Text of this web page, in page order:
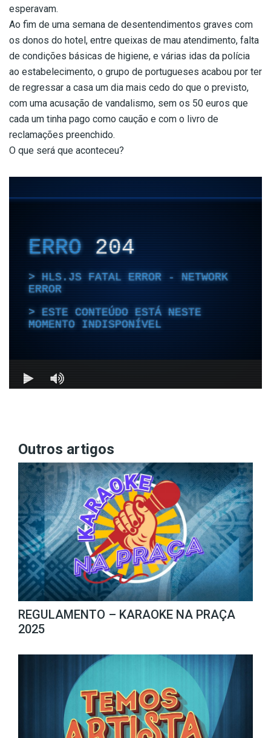
esperavam.
Ao fim de uma semana de desentendimentos graves com
os donos do hotel, entre queixas de mau atendimento, falta
de condições básicas de higiene, e várias idas da polícia
ao estabelecimento, o grupo de portugueses acabou por ter
de regressar a casa um dia mais cedo do que o previsto,
com uma acusação de vandalismo, sem os 50 euros que
cada um tinha pago como caução e com o livro de
reclamações preenchido.
O que será que aconteceu?
Outros artigos
REGULAMENTO – KARAOKE NA PRAÇA
2025